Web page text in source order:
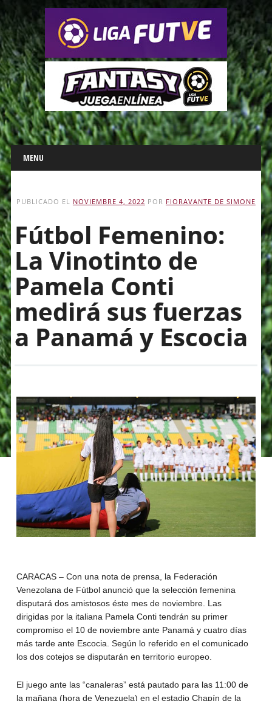
Main menu
Skip
to
content
MENU
PUBLICADO EL NOVIEMBRE 4, 2022 POR FIORAVANTE DE SIMONE
Fútbol Femenino:
La Vinotinto de
Pamela Conti
medirá sus fuerzas
a Panamá y Escocia
CARACAS – Con una nota de prensa, la Federación
Venezolana de Fútbol anunció que la selección femenina
disputará dos amistosos éste mes de noviembre. Las
dirigidas por la italiana Pamela Conti tendrán su primer
compromiso el 10 de noviembre ante Panamá y cuatro días
más tarde ante Escocia. Según lo referido en el comunicado
los dos cotejos se disputarán en territorio europeo.
El juego ante las “canaleras” está pautado para las 11:00 de
la mañana (hora de Venezuela) en el estadio Chapín de la